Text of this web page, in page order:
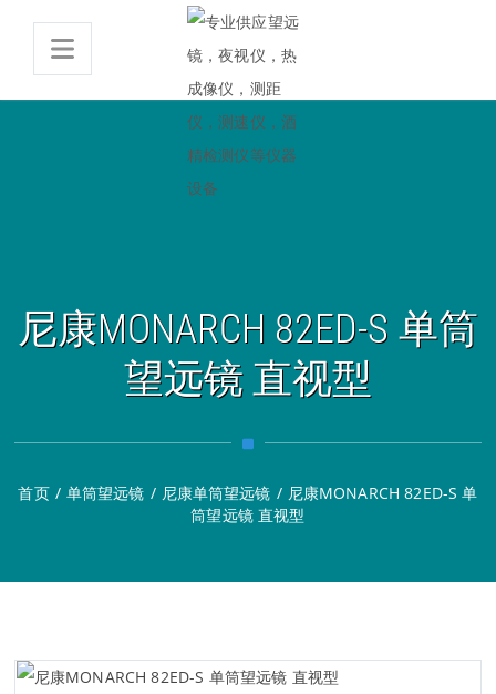
尼康MONARCH 82ED-S 单筒
望远镜 直视型
首页 / 单筒望远镜 / 尼康单筒望远镜 / 尼康MONARCH 82ED-S 单
筒望远镜 直视型